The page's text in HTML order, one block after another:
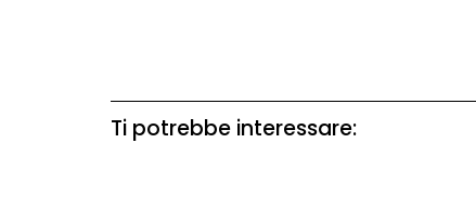
Ti potrebbe interessare: